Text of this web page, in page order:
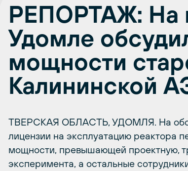
РЕПОРТАЖ: На
Удомле
мощности
Калининской
ТВЕРСКАЯ ОБЛАСТЬ, УДОМЛЯ. На
лицензии на эксплуатацию реактора
мощности, превышающей проектную,
эксперимента, а остальные